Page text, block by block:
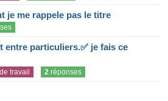
je me rappele pas le titre
entre particuliers.✅ je fais ce
travail 2 réponses